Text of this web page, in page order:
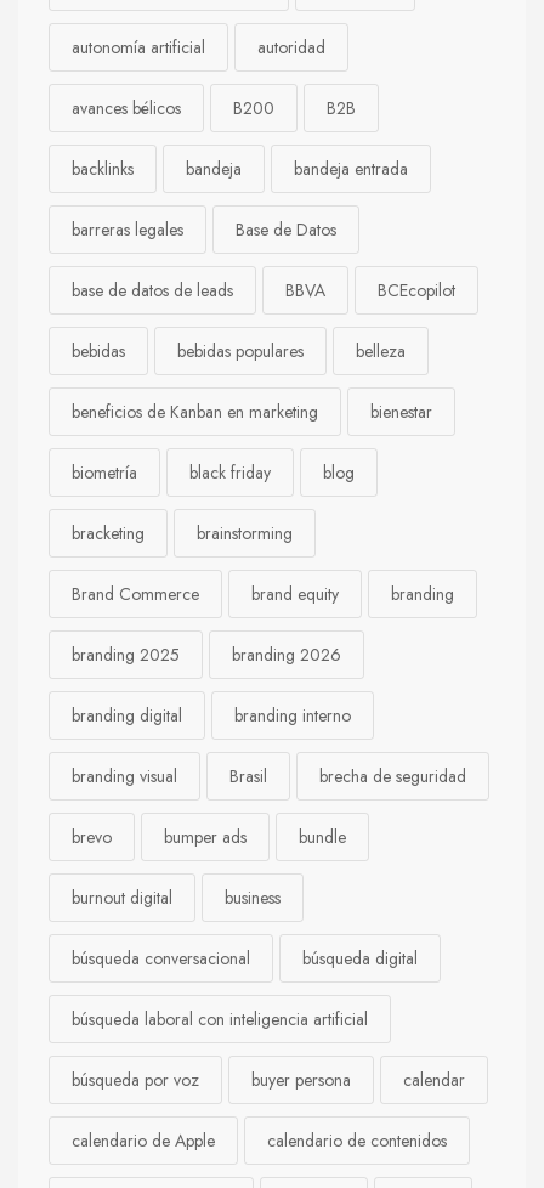
autonomía artificial autoridad
avances bélicos B200 B2B
backlinks bandeja bandeja entrada
barreras legales Base de Datos
base de datos de leads BBVA BCEcopilot
bebidas bebidas populares belleza
beneficios de Kanban en marketing bienestar
biometría black friday blog
bracketing brainstorming
Brand Commerce brand equity branding
branding 2025 branding 2026
branding digital branding interno
branding visual Brasil brecha de seguridad
brevo bumper ads bundle
burnout digital business
búsqueda conversacional búsqueda digital
búsqueda laboral con inteligencia artificial
búsqueda por voz buyer persona calendar
calendario de Apple calendario de contenidos